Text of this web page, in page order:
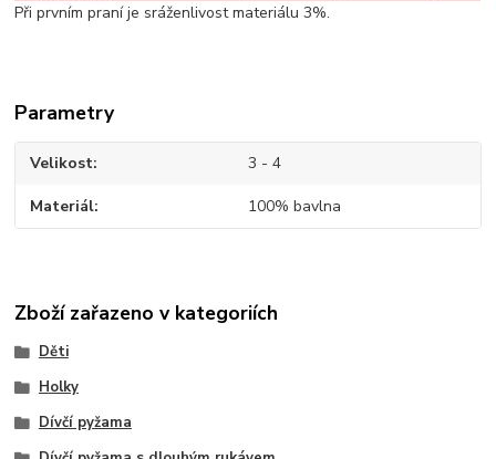
Při prvním praní je sráženlivost materiálu 3%.
Parametry
Velikost 3 - 4
Materiál 100% bavlna
Zboží zařazeno v kategoriích
Děti
Holky
Dívčí pyžama